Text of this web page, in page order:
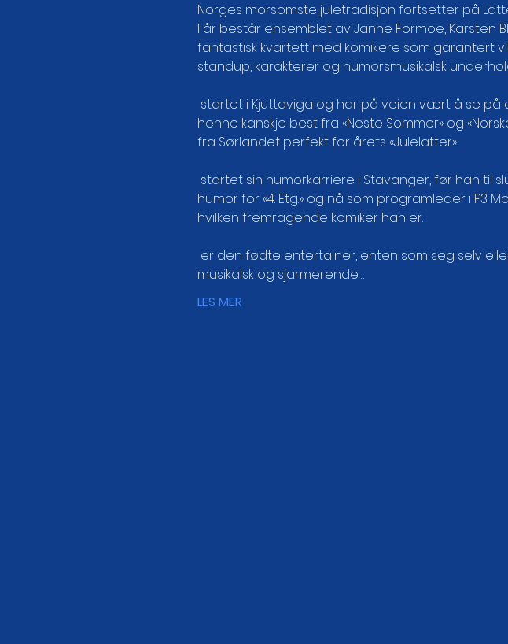
Norges morsomste juletradisjon fortsetter på
I år består ensemblet av Janne Formoe, Karsten
fantastisk kvartett med komikere som garantert
standup, karakterer og humorsmusikalsk
henne kanskje best fra «Neste Sommer» og
fra Sørlandet perfekt for årets «Julelatter».
humor for «4. Etg.» og nå som programleder i P3
hvilken fremragende komiker han er.
musikalsk og sjarmerende…
LES MER